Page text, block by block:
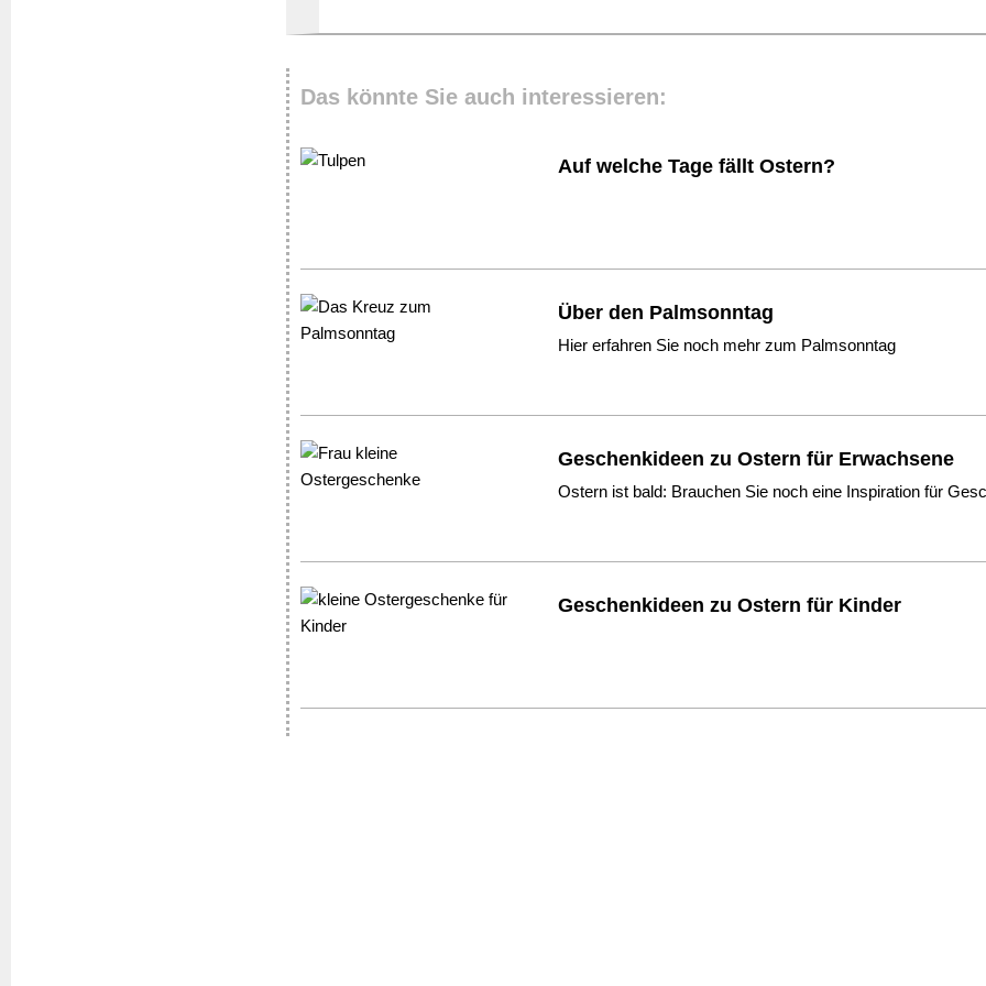
Das könnte Sie auch interessieren:
Auf welche Tage fällt Ostern?
Über den Palmsonntag
Hier erfahren Sie noch mehr zum Palmsonntag
Geschenkideen zu Ostern für Erwachsene
Ostern ist bald: Brauchen Sie noch eine Inspiration für
Geschenkideen zu Ostern für Kinder